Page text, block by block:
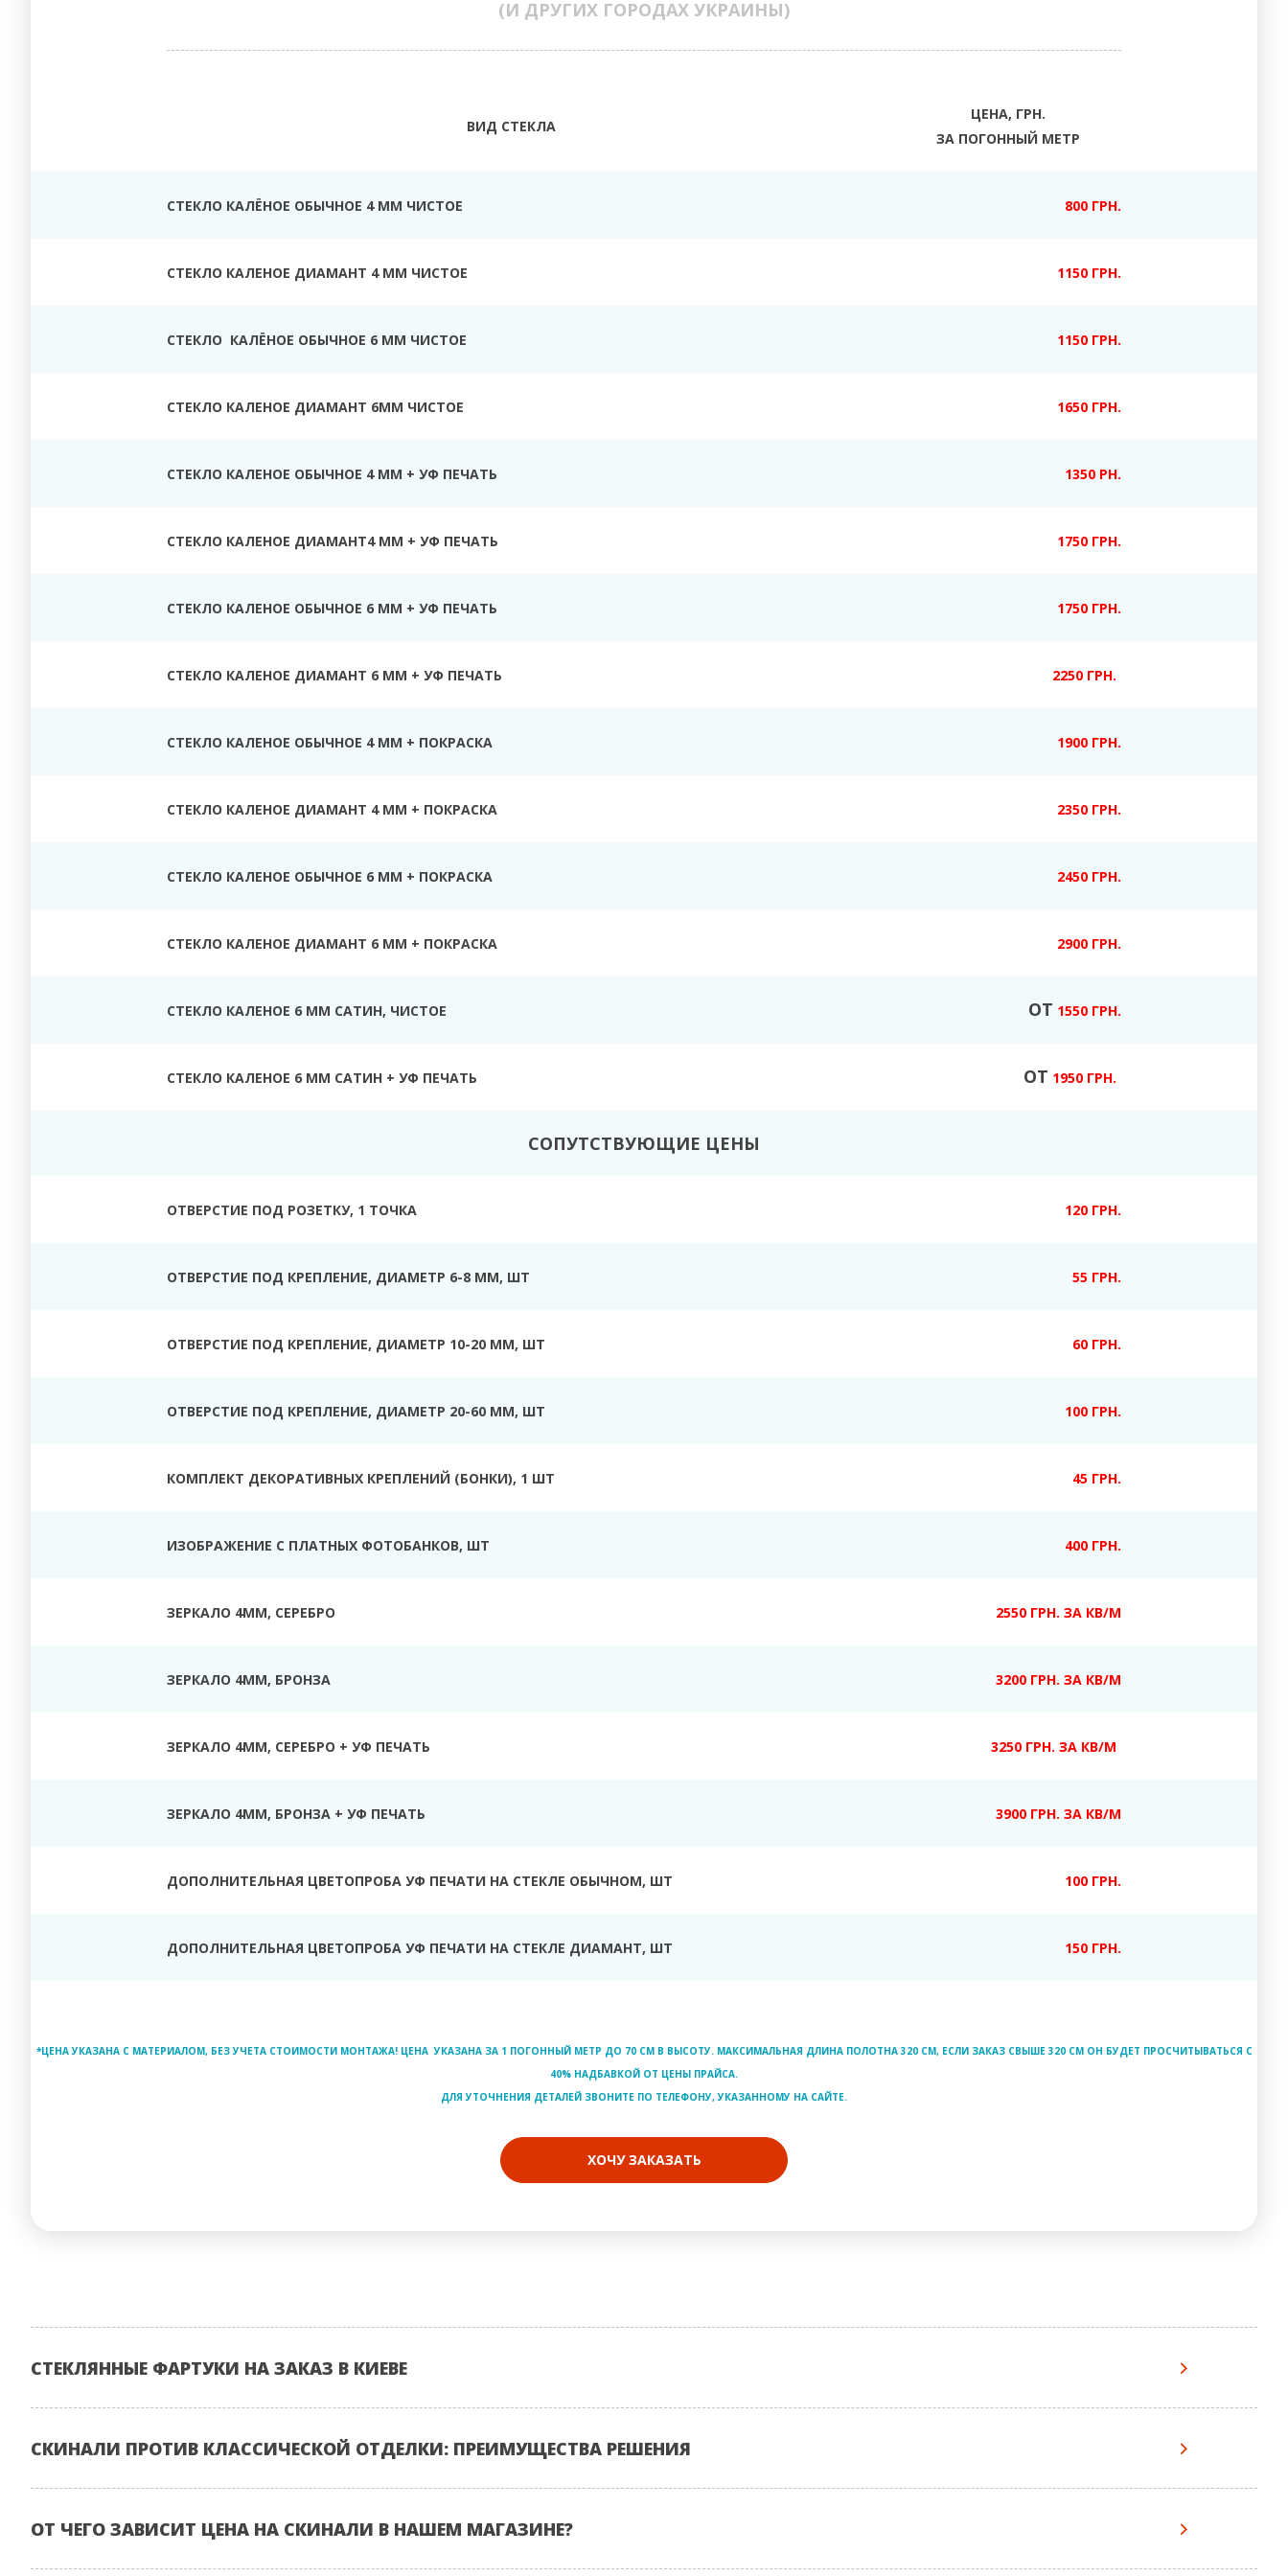
(И ДРУГИХ ГОРОДАХ УКРАИНЫ)
ВИД СТЕКЛА
ЦЕНА, ГРН.
ЗА ПОГОННЫЙ МЕТР
СТЕКЛО КАЛЁНОЕ ОБЫЧНОЕ 4 ММ ЧИСТОЕ 800 ГРН.
СТЕКЛО КАЛЕНОЕ ДИАМАНТ 4 ММ ЧИСТОЕ 1150 ГРН.
СТЕКЛО КАЛЁНОЕ ОБЫЧНОЕ 6 ММ ЧИСТОЕ 1150 ГРН.
СТЕКЛО КАЛЕНОЕ ДИАМАНТ 6ММ ЧИСТОЕ 1650 ГРН.
СТЕКЛО КАЛЕНОЕ ОБЫЧНОЕ 4 ММ + УФ ПЕЧАТЬ 1350 РН.
СТЕКЛО КАЛЕНОЕ ДИАМАНТ4 ММ + УФ ПЕЧАТЬ 1750 ГРН.
СТЕКЛО КАЛЕНОЕ ОБЫЧНОЕ 6 ММ + УФ ПЕЧАТЬ 1750 ГРН.
СТЕКЛО КАЛЕНОЕ ДИАМАНТ 6 ММ + УФ ПЕЧАТЬ 2250 ГРН.
СТЕКЛО КАЛЕНОЕ ОБЫЧНОЕ 4 ММ + ПОКРАСКА 1900 ГРН.
СТЕКЛО КАЛЕНОЕ ДИАМАНТ 4 ММ + ПОКРАСКА 2350 ГРН.
СТЕКЛО КАЛЕНОЕ ОБЫЧНОЕ 6 ММ + ПОКРАСКА 2450 ГРН.
СТЕКЛО КАЛЕНОЕ ДИАМАНТ 6 ММ + ПОКРАСКА 2900 ГРН.
СТЕКЛО КАЛЕНОЕ 6 ММ САТИН, ЧИСТОЕ ОТ 1550 ГРН.
СТЕКЛО КАЛЕНОЕ 6 ММ САТИН + УФ ПЕЧАТЬ ОТ 1950 ГРН.
СОПУТСТВУЮЩИЕ ЦЕНЫ
ОТВЕРСТИЕ ПОД РОЗЕТКУ, 1 ТОЧКА 120 ГРН.
ОТВЕРСТИЕ ПОД КРЕПЛЕНИЕ, ДИАМЕТР 6-8 ММ, ШТ 55 ГРН.
ОТВЕРСТИЕ ПОД КРЕПЛЕНИЕ, ДИАМЕТР 10-20 ММ, ШТ 60 ГРН.
ОТВЕРСТИЕ ПОД КРЕПЛЕНИЕ, ДИАМЕТР 20-60 ММ, ШТ 100 ГРН.
КОМПЛЕКТ ДЕКОРАТИВНЫХ КРЕПЛЕНИЙ (БОНКИ), 1 ШТ 45 ГРН.
ИЗОБРАЖЕНИЕ С ПЛАТНЫХ ФОТОБАНКОВ, ШТ 400 ГРН.
ЗЕРКАЛО 4ММ, СЕРЕБРО 2550 ГРН. ЗА КВ/М
ЗЕРКАЛО 4ММ, БРОНЗА 3200 ГРН. ЗА КВ/М
ЗЕРКАЛО 4ММ, СЕРЕБРО + УФ ПЕЧАТЬ 3250 ГРН. ЗА КВ/М
ЗЕРКАЛО 4ММ, БРОНЗА + УФ ПЕЧАТЬ 3900 ГРН. ЗА КВ/М
ДОПОЛНИТЕЛЬНАЯ ЦВЕТОПРОБА УФ ПЕЧАТИ НА СТЕКЛЕ ОБЫЧНОМ, ШТ 100 ГРН.
ДОПОЛНИТЕЛЬНАЯ ЦВЕТОПРОБА УФ ПЕЧАТИ НА СТЕКЛЕ ДИАМАНТ, ШТ 150 ГРН.
*ЦЕНА УКАЗАНА С МАТЕРИАЛОМ, БЕЗ УЧЕТА СТОИМОСТИ МОНТАЖА! ЦЕНА УКАЗАНА ЗА 1 ПОГОННЫЙ МЕТР ДО 70 СМ В ВЫСОТУ. МАКСИМАЛЬНАЯ ДЛИНА ПОЛОТНА 320 СМ, ЕСЛИ ЗАКАЗ СВЫШЕ 320 СМ ОН БУДЕТ ПРОСЧИТЫВАТЬСЯ С
40% НАДБАВКОЙ ОТ ЦЕНЫ ПРАЙСА.
ДЛЯ УТОЧНЕНИЯ ДЕТАЛЕЙ ЗВОНИТЕ ПО ТЕЛЕФОНУ, УКАЗАННОМУ НА САЙТЕ.
ХОЧУ ЗАКАЗАТЬ
СТЕКЛЯННЫЕ ФАРТУКИ НА ЗАКАЗ В КИЕВЕ
СКИНАЛИ ПРОТИВ КЛАССИЧЕСКОЙ ОТДЕЛКИ: ПРЕИМУЩЕСТВА РЕШЕНИЯ
ОТ ЧЕГО ЗАВИСИТ ЦЕНА НА СКИНАЛИ В НАШЕМ МАГАЗИНЕ?